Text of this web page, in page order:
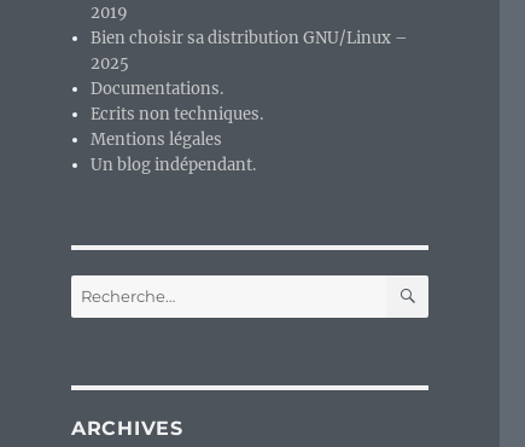
2019
Bien choisir sa distribution GNU/Linux –
2025
Documentations.
Ecrits non techniques.
Mentions légales
Un blog indépendant.
Recherche
pour :
ARCHIVES